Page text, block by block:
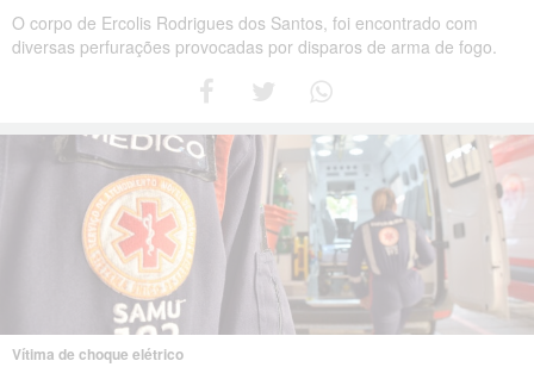
O corpo de Ercolis Rodrigues dos Santos, foi encontrado com
diversas perfurações provocadas por disparos de arma de fogo.
Vítima de choque elétrico